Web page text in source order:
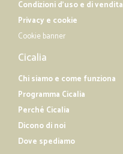
Condizioni d'uso e di vendita
Privacy e cookie
Cookie banner
Cicalia
Chi siamo e come funziona
Programma Cicalia
Perché Cicalia
Dicono di noi
Dove spediamo